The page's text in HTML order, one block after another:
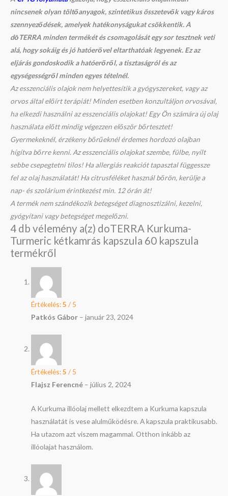
nincsenek olyan töltőanyagok, szintetikus összetevők vagy káros
szennyeződések, amelyek hatékonyságukat csökkentik. A
dōTERRA minden termékét és csomagolását egy sor tesztnek veti
alá, hogy sokáig és jó hatóerővel eltarthatóak legyenek. Ez az
eljárás gondoskodik a hatóerőről, a tisztaságról és az
egységességről minden egyes tételnél.
Az esszenciális olajok nem helyettesítik a gyógyszereket, vagy az
orvos által előírt terápiát! Minden esetben konzultáljon orvosával,
ha elkezdi használni az esszenciális olajokat! Egy Ön számára új olaj
használata előtt mindig végezzen először bőrtesztet!
Gyermekeknél, érzékeny bőrűeknél érdemes hordozó olajban
hígítva bőrre kenni. Az esszenciális olajokat szembe, fülbe, nyílt
sebbe csepegtetni tilos! Ha allergiás reakciót tapasztal függessze
fel az olaj használatát! Ha citrusféléket használ bőrön, kerülje a
nap- és szolárium érintkezést min. 12 órán át!
A termék nem szándékozik betegséget diagnosztizálni, kezelni,
gyógyítani vagy betegséget megelőzni.
4 db vélemény a(z) doTERRA Kurkuma-
Turmeric kétkamrás kapszula 60 kapszula
termékről
Értékelés:5 / 5
Patkós Gábor – január 23, 2024
Értékelés:5 / 5
Flajsz Ferencné – július 2, 2024
A Kurkuma illóolaj mellett elkezdtem a Kurkuma kapszula
használatát is vese alulműködésre. A kapszula praktikusabb.
Ha utazom azt viszem magammal. Otthon inkább az
illóolajat használom.